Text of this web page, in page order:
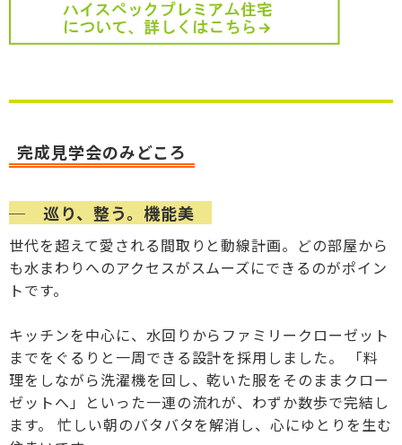
完成見学会のみどころ
─ 巡り、整う。機能美
世代を超えて愛される間取りと動線計画。どの部屋から
も水まわりへのアクセスがスムーズにできるのがポイン
トです。
キッチンを中心に、水回りからファミリークローゼット
までをぐるりと一周できる設計を採用しました。 「料
理をしながら洗濯機を回し、乾いた服をそのままクロー
ゼットへ」といった一連の流れが、わずか数歩で完結し
ます。 忙しい朝のバタバタを解消し、心にゆとりを生む